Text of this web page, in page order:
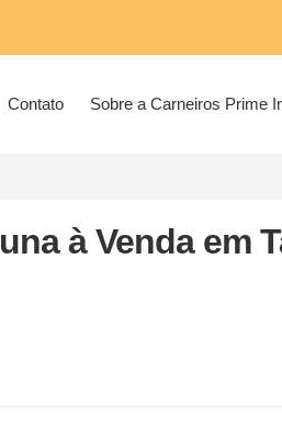
Contato Sobre a Carneiros Prime
à Venda em